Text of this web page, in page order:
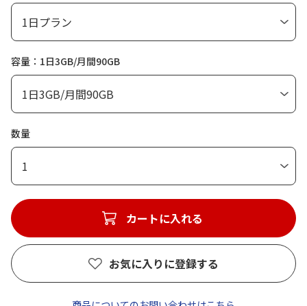
容量：1日3GB/月間90GB
数量
1
カートに入れる
お気に入りに登録する